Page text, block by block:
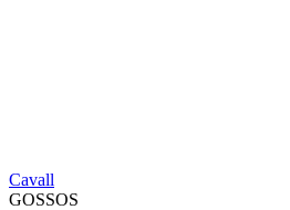
Cavall
GOSSOS